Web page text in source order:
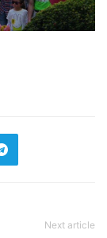
Next article